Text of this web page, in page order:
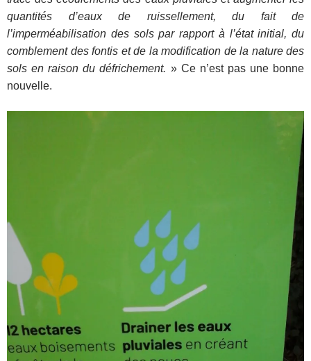
quantités d’eaux de ruissellement, du fait de
l’imperméabilisation des sols par rapport à l’état initial, du
comblement des fontis et de la modification de la nature des
sols en raison du défrichement. » Ce n’est pas une bonne
nouvelle.